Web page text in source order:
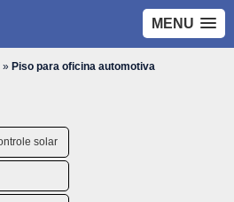
MENU
» Piso para oficina automotiva
solar